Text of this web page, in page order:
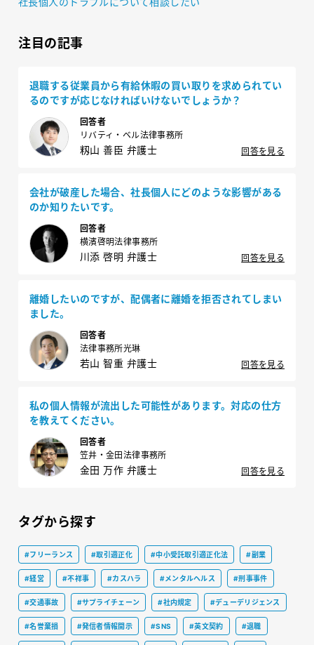
注目の記事
退職する従業員から有給休暇の買い取りを求められてい
るのですが応じなければいけないでしょうか？
回答者
リバティ・ベル法律事務所
籾山 善臣 弁護士 回答を見る
会社が破産した場合、社長個人にどのような影響がある
のか知りたいです。
回答者
横濱啓明法律事務所
川添 啓明 弁護士 回答を見る
離婚したいのですが、配偶者に離婚を拒否されてしまい
ました。
回答者
法律事務所光琳
若山 智重 弁護士 回答を見る
私の個人情報が流出した可能性があります。対応の仕方
を教えてください。
回答者
笠井・金田法律事務所
金田 万作 弁護士 回答を見る
タグから探す
#フリーランス #取引適正化 #中小受託取引適正化法 #副業
#経営 #不祥事 #カスハラ #メンタルヘルス #刑事事件
#交通事故 #サプライチェーン #社内規定 #デューデリジェンス
#名誉棄損 #発信者情報開示 #SNS #英文契約 #退職